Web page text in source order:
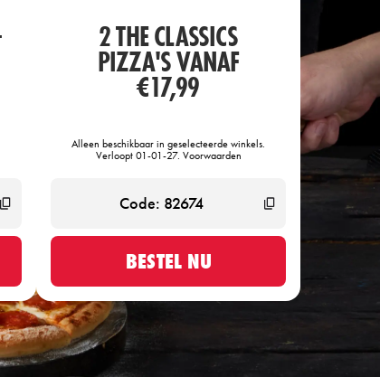
2 THE CLASSICS
PIZZA'S VANAF
€17,99
Alleen beschikbaar in geselecteerde winkels.
Verloopt 01-01-27. Voorwaarden
BESTEL NU